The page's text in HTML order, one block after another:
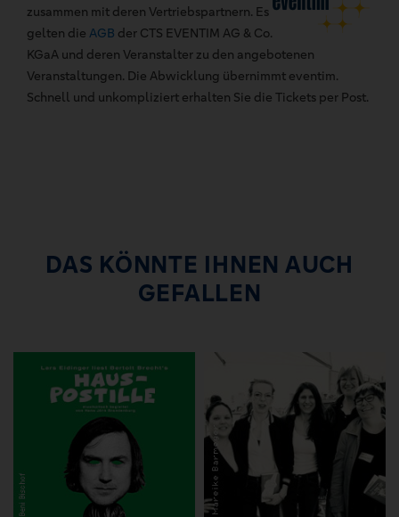
zusammen mit deren Vertriebspartnern. Es
gelten die AGB der CTS EVENTIM AG & Co.
KGaA und deren Veranstalter zu den angebotenen
Veranstaltungen. Die Abwicklung übernimmt eventim.
Schnell und unkompliziert erhalten Sie die Tickets per Post.
DAS KÖNNTE IHNEN AUCH
GEFALLEN